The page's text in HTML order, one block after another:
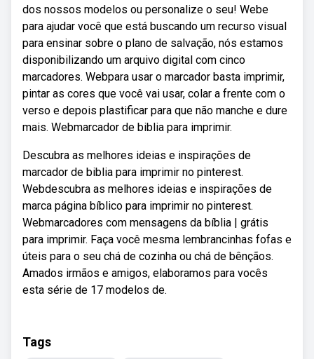
dos nossos modelos ou personalize o seu! Webe
para ajudar você que está buscando um recurso visual
para ensinar sobre o plano de salvação, nós estamos
disponibilizando um arquivo digital com cinco
marcadores. Webpara usar o marcador basta imprimir,
pintar as cores que você vai usar, colar a frente com o
verso e depois plastificar para que não manche e dure
mais. Webmarcador de biblia para imprimir.
Descubra as melhores ideias e inspirações de
marcador de biblia para imprimir no pinterest.
Webdescubra as melhores ideias e inspirações de
marca página bíblico para imprimir no pinterest.
Webmarcadores com mensagens da bíblia | grátis
para imprimir. Faça você mesma lembrancinhas fofas e
úteis para o seu chá de cozinha ou chá de bênçãos.
Amados irmãos e amigos, elaboramos para vocês
esta série de 17 modelos de.
Tags